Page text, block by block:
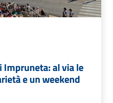
Impruneta: al via le
e un weekend